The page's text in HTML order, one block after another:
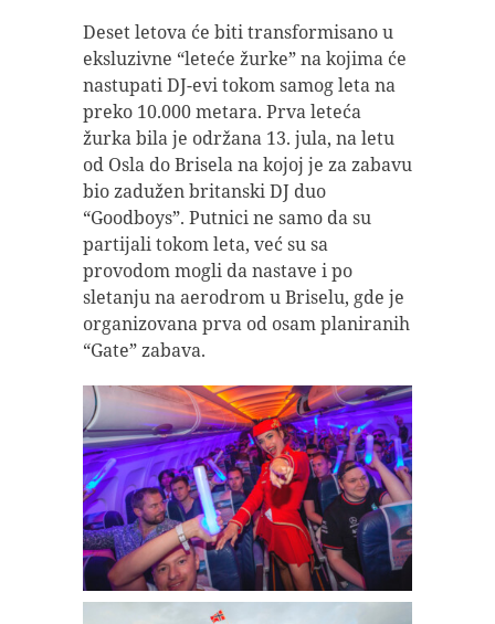
Deset letova će biti transformisano u
eksluzivne “leteće žurke” na kojima će
nastupati DJ-evi tokom samog leta na
preko 10.000 metara. Prva leteća
žurka bila je održana 13. jula, na letu
od Osla do Brisela na kojoj je za zabavu
bio zadužen britanski DJ duo
“Goodboys”. Putnici ne samo da su
partijali tokom leta, već su sa
provodom mogli da nastave i po
sletanju na aerodrom u Briselu, gde je
organizovana prva od osam planiranih
“Gate” zabava.